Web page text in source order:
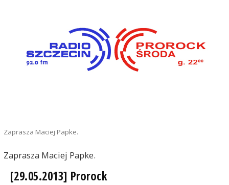
Zaprasza Maciej Papke.
Zaprasza Maciej Papke.
[29.05.2013] Prorock